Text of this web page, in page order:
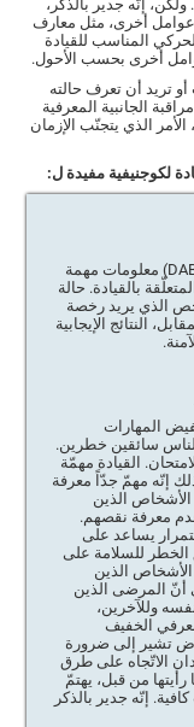
إنّه جدير بالذكر،
عوامل أخرى، مثل معارف
المناسب للقيادة
أخرى بحسب الأحول.
تريد أن تعرف حالته
الجانبية المعرفية
، الأمر الذي يتجنّب الإزمان
لكوجنيفية مفيدة ل:
يعطي التقييم المعرفي لكوجنيفيت للسائقين (DAB) معلومات مهمة
بالقيادة. حالة
الذي يريد رخصة
النتائج الإيجابية
المهارات
الناس سائقين خطرين.
القيادة مهمّة
إنّه مهمّ جدّاً معرفة
الأشخاص الذين
معرفة نقصهم.
يساعد على
الخطر للسلامة على
الأشخاص الذين
أنّ المرضى الذين
وللآخرين،
الخفيف
تشير إلى ضرورة
الاتّجاه على طرق
من قبل، يهتمّ
إنّه جدير بالذكر